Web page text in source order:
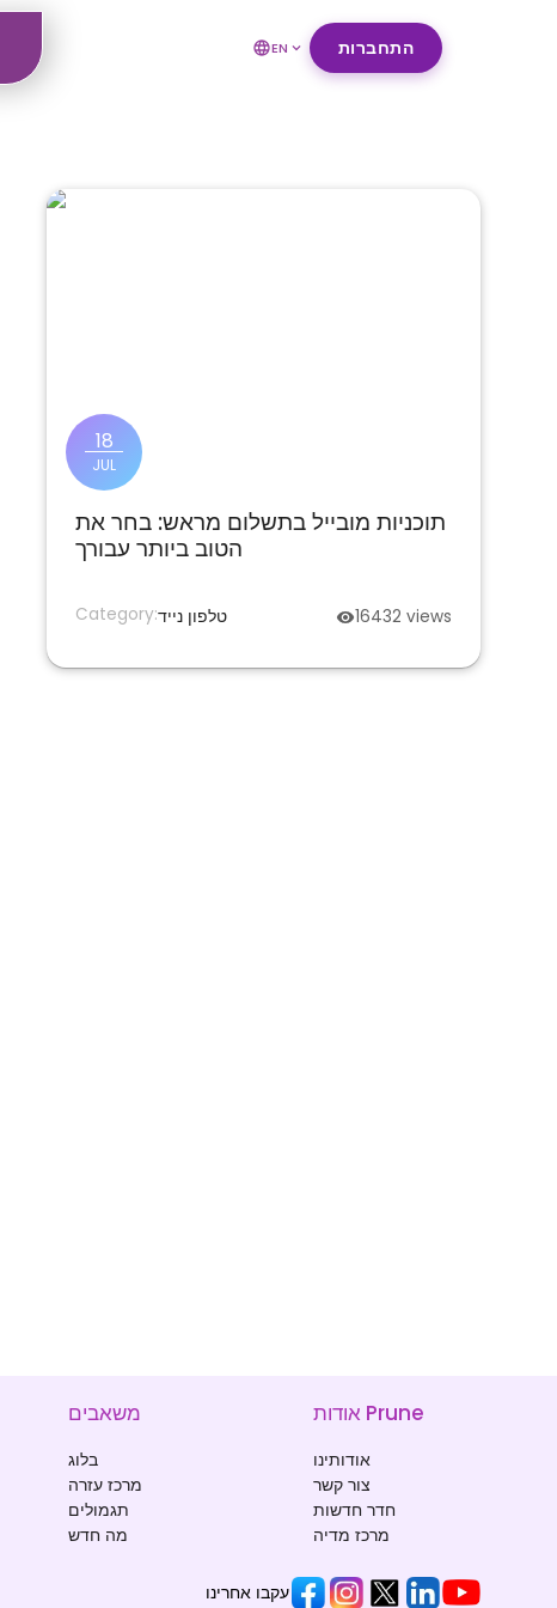
EN התחברות
18
JUL
תוכניות מובייל בתשלום מראש: בחר את
הטוב ביותר עבורך
Category:טלפון נייד 16432 views
משאבים
בלוג
מרכז עזרה
תגמולים
מה חדש
אודות Prune
אודותינו
צור קשר
חדר חדשות
מרכז מדיה
עקבו אחרינו